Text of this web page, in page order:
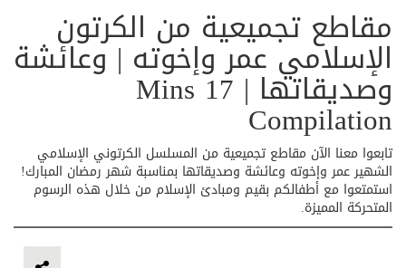
مقاطع تجميعية من الكرتون
الإسلامي عمر وإخوته | وعائشة
وصديقاتها | 17 Mins
Compilation
تابعوا معنا الآن مقاطع تجميعية من المسلسل الكرتوني الإسلامي
الشهير عمر وإخوته وعائشة وصديقاتها بمناسبة شهر رمضان المبارك!
استمتعوا مع أطفالكم بقيم ومبادئ الإسلام من خلال هذه الرسوم
المتحركة المميزة.